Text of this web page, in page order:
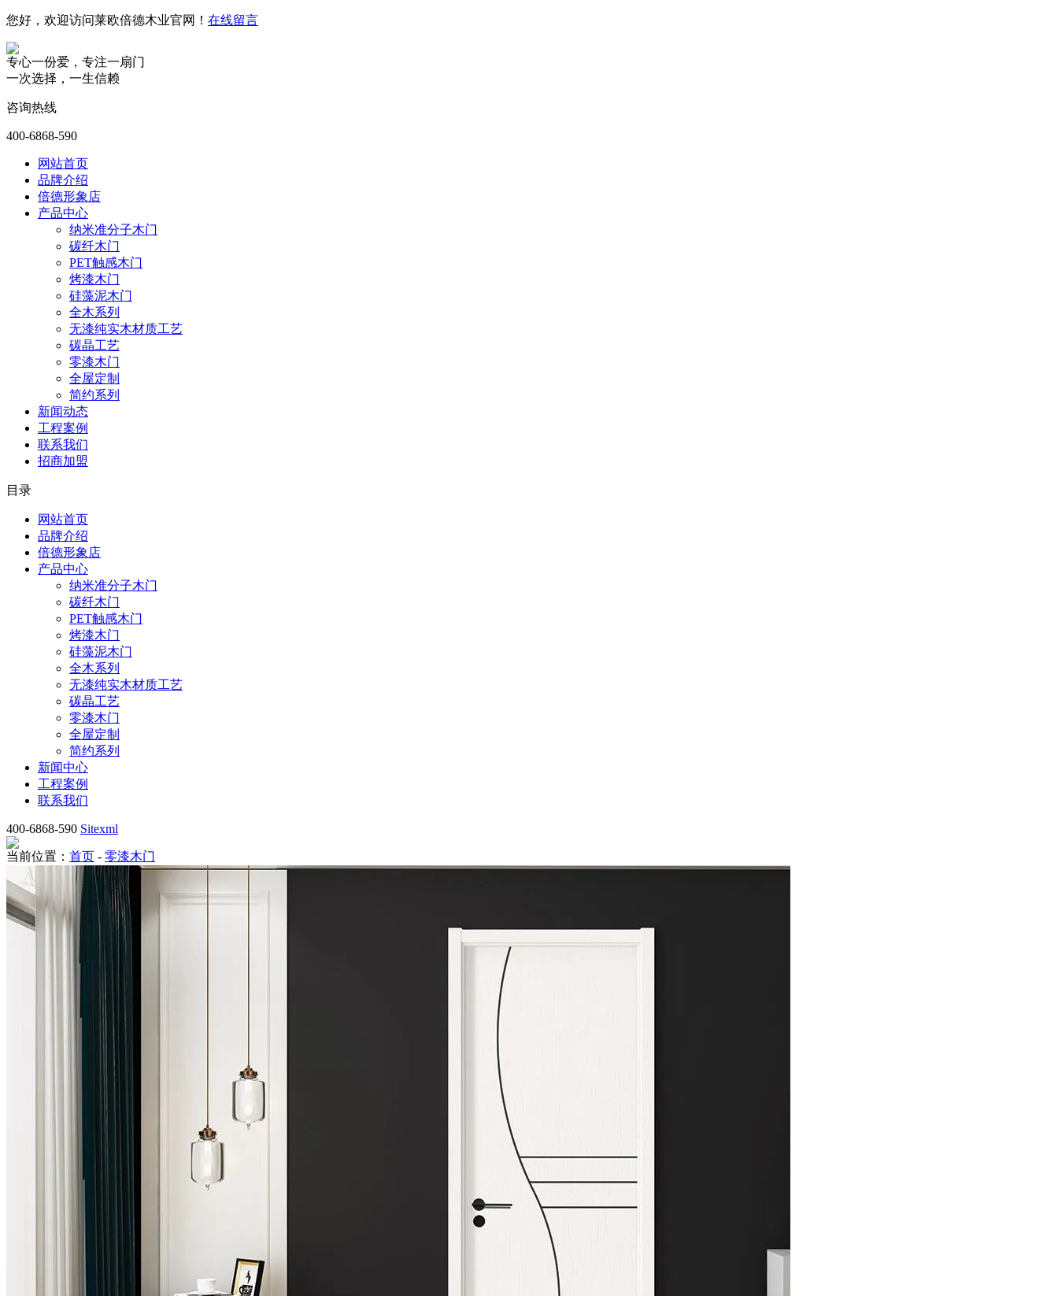
您好，欢迎访问莱欧倍德木业官网！ 在线留言
专心一份爱，专注一扇门
一次选择，一生信赖
咨询热线
400-6868-590
网站首页
品牌介绍
倍德形象店
产品中心
纳米准分子木门
碳纤木门
PET触感木门
烤漆木门
硅藻泥木门
全木系列
无漆纯实木材质工艺
碳晶工艺
零漆木门
全屋定制
简约系列
新闻动态
工程案例
联系我们
招商加盟
目录
网站首页
品牌介绍
倍德形象店
产品中心
纳米准分子木门
碳纤木门
PET触感木门
烤漆木门
硅藻泥木门
全木系列
无漆纯实木材质工艺
碳晶工艺
零漆木门
全屋定制
简约系列
新闻中心
工程案例
联系我们
400-6868-590 Sitexml
当前位置： 首页 - 零漆木门